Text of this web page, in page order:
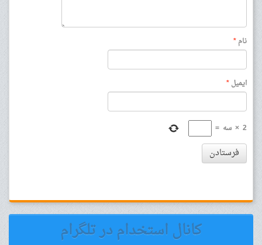
نام*
ایمیل*
2
× سه =
فرستادن
کانال استخدام در تلگرام